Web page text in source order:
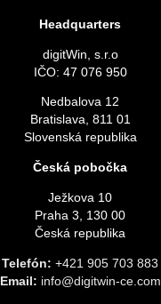
Headquarters
digitWin, s.r.o
IČO: 47 076 950
Nedbalova 12
Bratislava, 811 01
Slovenská republika
Česká pobočka
Ježkova 10
Praha 3, 130 00
Česká republika
Telefón: +421 905 703 883
Email: info@digitwin-ce.com